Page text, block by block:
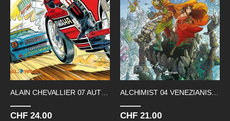
ALAIN CHEVALLIER 07 AUTO GEGEN MOTOR
CHF 24.00
ALCHIMIST 04 VENEZIANISCHE MASKEN
CHF 21.00